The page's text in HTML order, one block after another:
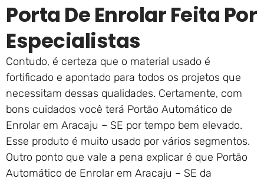
Porta De Enrolar Feita Por
Especialistas
Contudo, é certeza que o material usado é
fortificado e apontado para todos os projetos que
necessitam dessas qualidades. Certamente, com
bons cuidados você terá Portão Automático de
Enrolar em Aracaju – SE por tempo bem elevado.
Esse produto é muito usado por vários segmentos.
Outro ponto que vale a pena explicar é que Portão
Automático de Enrolar em Aracaju – SE da